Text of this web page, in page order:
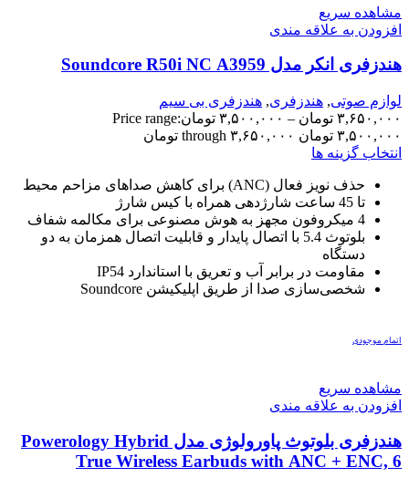
مشاهده سریع
افزودن به علاقه مندی
هندزفری انکر مدل Soundcore R50i NC A3959
لوازم صوتی, هندزفری, هندزفری بی سیم
۳,۶۵۰,۰۰۰ تومان – ۳,۵۰۰,۰۰۰ تومانPrice range:
۳,۵۰۰,۰۰۰ تومان through ۳,۶۵۰,۰۰۰ تومان
انتخاب گزینه ها
حذف نویز فعال (ANC) برای کاهش صداهای مزاحم محیط
تا 45 ساعت شارژدهی همراه با کیس شارژ
4 میکروفون مجهز به هوش مصنوعی برای مکالمه شفاف
بلوتوث 5.4 با اتصال پایدار و قابلیت اتصال همزمان به دو
دستگاه
مقاومت در برابر آب و تعریق با استاندارد IP54
شخصی‌سازی صدا از طریق اپلیکیشن Soundcore
اتمام موجودی
مشاهده سریع
افزودن به علاقه مندی
هندزفری بلوتوث پاورولوژی مدل Powerology Hybrid
True Wireless Earbuds with ANC + ENC, 6